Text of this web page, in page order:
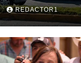
REDACTOR1